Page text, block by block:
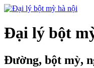
Đại lý bột
Đường, bột mỳ,